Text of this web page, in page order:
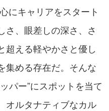
にキャリアをスタート
さ、眼差しの深さ、さ
超える軽やかさと優し
集める存在だ。そんな
パー”にスポットを当て
オルタナティブなカル